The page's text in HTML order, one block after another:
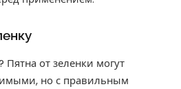
Пятна от зеленки могут
но с правильным